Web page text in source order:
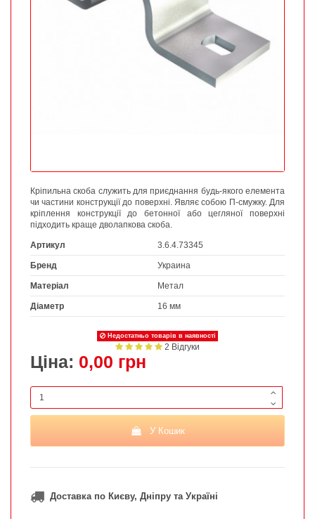
Кріпильна скоба служить для приєднання будь-якого елемента
чи частини конструкції до поверхні. Являє собою П-смужку. Для
кріплення конструкції до бетонної або цегляної поверхні
підходить краще дволапкова скоба.
Артикул 3.6.4.73345
Бренд Украина
Матеріал Метал
Діаметр 16 мм
Недостатньо товарів в наявності
2 Відгуки
Ціна: 0,00 грн
У Кошик
Доставка по Києву, Дніпру та Україні